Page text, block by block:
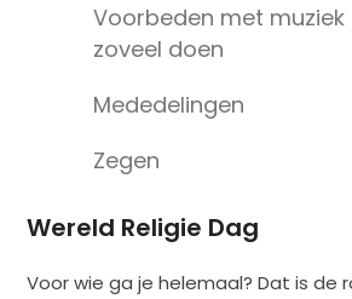
Voorbeden met muziek
zoveel doen
Mededelingen
Zegen
Wereld Religie Dag
Voor wie ga je helemaal? Dat is de